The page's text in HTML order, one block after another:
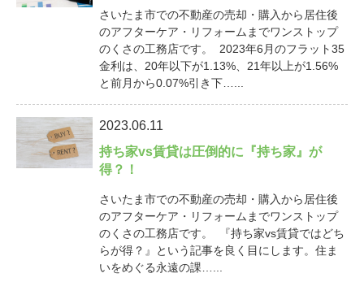
さいたま市での不動産の売却・購入から居住後
のアフターケア・リフォームまでワンストップ
のくさの工務店です。 2023年6月のフラット35
金利は、20年以下が1.13%、21年以上が1.56%
と前月から0.07%引き下…...
2023.06.11
持ち家vs賃貸は圧倒的に『持ち家』が
得？！
さいたま市での不動産の売却・購入から居住後
のアフターケア・リフォームまでワンストップ
のくさの工務店です。 『持ち家vs賃貸ではどち
らが得？』という記事を良く目にします。住ま
いをめぐる永遠の課…...